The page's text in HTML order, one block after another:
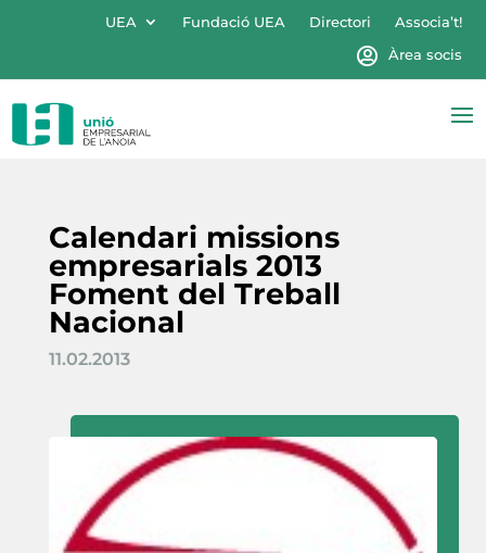
UEA Fundació UEA Directori
Associa’t!
Àrea socis
Calendari missions
empresarials 2013
Foment del Treball
Nacional
11.02.2013